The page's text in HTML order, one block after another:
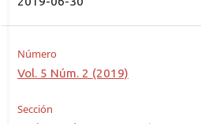
Número
Vol. 5 Núm. 2 (2019)
Sección